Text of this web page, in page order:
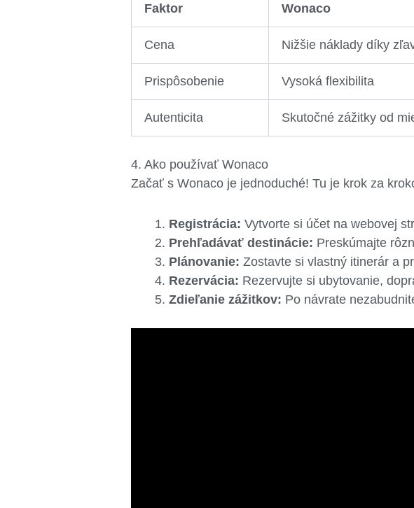
Faktor
Wonaco
Cena Nižšie náklady díky
Prispôsobenie Vysoká flexibilita
Autenticita Skutočné zážitky od
4. Ako používať Wonaco
Začať s Wonaco je jednoduché! Tu je krok za
Registrácia: Vytvorte si účet na webovej
Prehľadávať destinácie: Preskúmajte
Plánovanie: Zostavte si vlastný itinerár a
Rezervácia: Rezervujte si ubytovanie,
Zdieľanie zážitkov: Po návrate